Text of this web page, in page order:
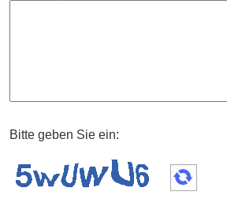
Bitte geben Sie ein: